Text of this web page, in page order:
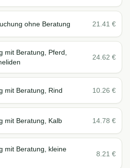
ohne Beratung 21.41 €
mit Beratung, Pferd,
24.62 €
mit Beratung, Rind 10.26 €
mit Beratung, Kalb 14.78 €
mit Beratung, kleine
8.21 €